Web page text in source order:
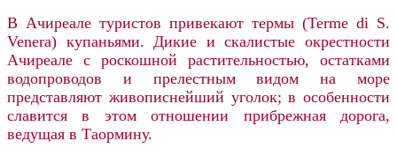
В Ачиреале туристов привекают термы (Terme di S.
Venera) купаньями. Дикие и скалистые окрестности
Ачиреале с роскошной растительностью, остатками
водопроводов и прелестным видом на море
представляют живописнейший уголок; в особенности
славится в этом отношении прибрежная дорога,
ведущая в Таормину.